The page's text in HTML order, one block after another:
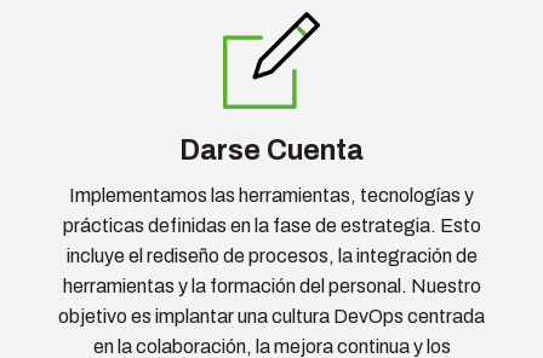
Darse Cuenta
Implementamos las herramientas, tecnologías y
prácticas definidas en la fase de estrategia. Esto
incluye el rediseño de procesos, la integración de
herramientas y la formación del personal. Nuestro
objetivo es implantar una cultura DevOps centrada
en la colaboración, la mejora continua y los